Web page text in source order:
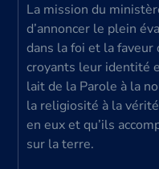
La mission du
d’annoncer le plein
dans la foi et la faveur
croyants leur identité
lait de la Parole à la
la religiosité à la
en eux et qu’ils
sur la terre.